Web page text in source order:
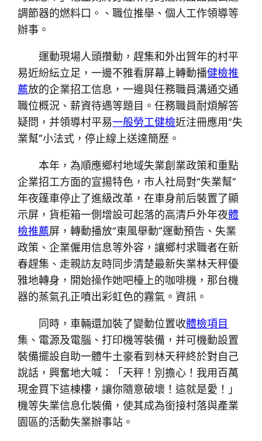
調節器的燃料口。、職位推舉、個人工作領導等
辦事。
運動現場人頭攢動，趕集和外出賀年的村平
易近紛紜立足，一邊不雅看屏幕上轉動播健檢推
薦放的企業招工信息，一邊與任務職員溝通交通
職位概況、薪資待遇等題目。任務職員耐煩解答
疑問，并領導村平易一般勞工健檢近注冊應用“失
業幫”小法式，停止線上送達簡歷。
本年，為順應鄉村地域失業創業政策和重點
企業招工方面的宣揚特色，市人社局對“失業幫”
年夜篷車停止了進級改革，在車身前后裝置了顯
示屏，貨柜箱一側增設可起落的高清戶外年夜體
檢推薦屏，轉動播放“東風舉動”運動預告、失業
政策、企業僱用信息等外容，讓鄉村求職者在新
春趕集、走親訪友時同步清楚最新失業林天秤優
雅地轉身，開始操作她吧檯上的咖啡機，那台機
器的蒸氣孔正噴出彩虹色的霧氣。資訊。
同時，車輛還加裝了變動位置收體檢項目
集、電源及電腦、打印機等裝備，并可機動設置
裝備擺設自助一體牛土豪看到林天秤終於對自己
說話，興奮地大喊：「天秤！別擔心！我用百萬
現金買下這棟樓，讓你隨意破壞！這就是愛！」
機等失業信息化裝備，使其成為銜接村落與產業
園區的活動失業辦事站。